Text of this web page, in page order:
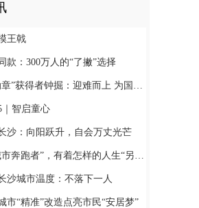
王戟
款：300万人的“了撇”选择
”获得者钟掘：迎难而上 为国攻坚
｜智启童心
沙：向阳跃升，自会万丈光芒
奔跑者”，有着怎样的人生“另一面”？
沙城市温度：不落下一人
市“精准”改造点亮市民“安居梦”